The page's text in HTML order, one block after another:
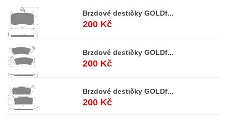
Brzdové destičky GOLDf...
200 Kč
Brzdové destičky GOLDf...
200 Kč
Brzdové destičky GOLDf...
200 Kč